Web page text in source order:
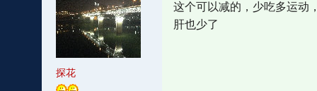
探花
这个可以减的，少吃多运动
肝也少了